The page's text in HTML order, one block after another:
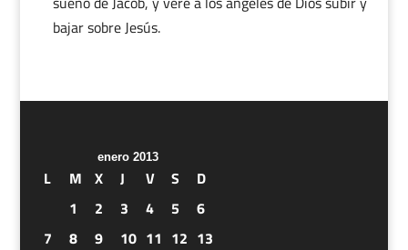
bajar sobre Jesús.
enero 2013
L M X J V S
D
1
2 3 4 5
6
7
8 9 10 11 12 13